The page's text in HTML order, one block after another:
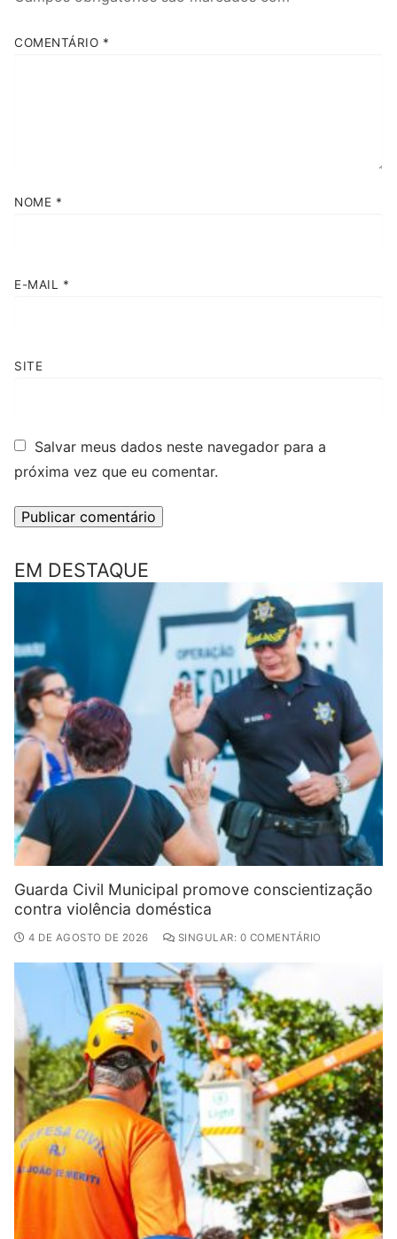
COMENTÁRIO *
NOME *
E-MAIL *
SITE
Salvar meus dados neste navegador para a
próxima vez que eu comentar.
EM DESTAQUE
Guarda Civil Municipal promove conscientização
contra violência doméstica
4 DE AGOSTO DE 2026 SINGULAR: 0 COMENTÁRIO